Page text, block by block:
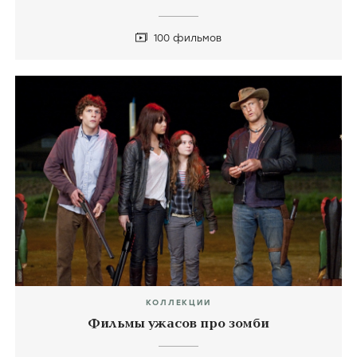
100 фильмов
КОЛЛЕКЦИИ
Фильмы ужасов про зомби